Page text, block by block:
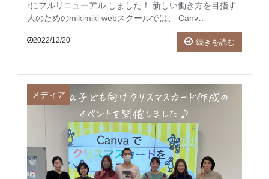
rにフルリニューアル しました！ 新しい働き方を目指す
人のためのmikimiki webスクールでは、 Canv…
2022/12/20 続きを読む
メディア